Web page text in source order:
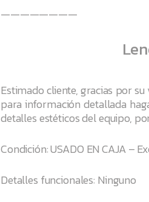
————————
Estimado cliente, gracias por
para información detallada
detalles estéticos del equipo,
Condición: USADO EN CAJA –
Detalles funcionales: Ninguno